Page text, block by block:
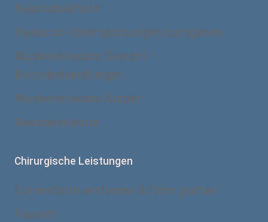
Nasolabialfalte
Hyaluron-Unterspritzungen korrigieren
Muskelrelaxans Gesicht –
Botoxbehandlungen
Muskelrelaxans Körper
Nasenkorrektur
Chirurgische Leistungen
Zornesfalte entfernen & Stirn glätten
Facelift